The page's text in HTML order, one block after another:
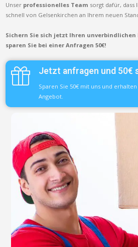
Unser professionelles Team sorgt dafür, dass
schnell von Gelsenkirchen an Ihrem neuen
Sichern Sie sich jetzt Ihren
sparen Sie bei einer Anfragen 50€!
Jetzt anfragen und 50€
Sparen Sie 50€ mit uns und
Angebot.